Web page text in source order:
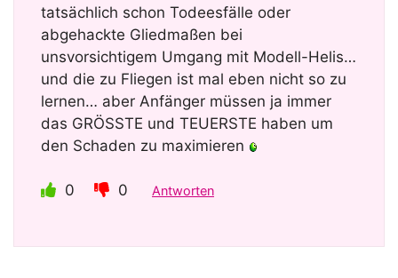
tatsächlich schon Todeesfälle oder
abgehackte Gliedmaßen bei
unsvorsichtigem Umgang mit Modell-Helis…
und die zu Fliegen ist mal eben nicht so zu
lernen… aber Anfänger müssen ja immer
das GRÖSSTE und TEUERSTE haben um
den Schaden zu maximieren
0 0 Antworten